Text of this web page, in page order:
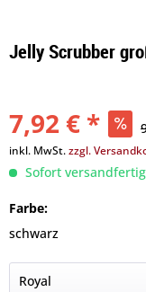
Jelly Scrubber
7,92 € *
inkl. MwSt.zzgl.
Sofort
Farbe:
schwarz